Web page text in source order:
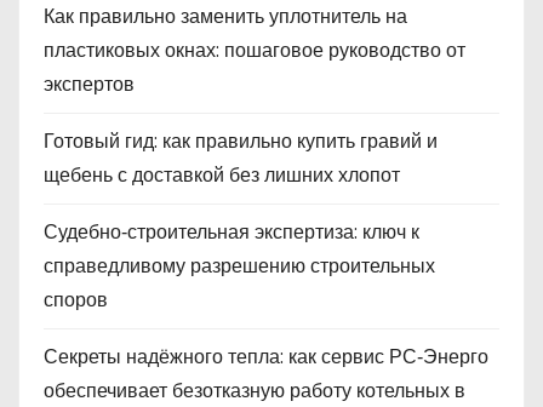
Как правильно заменить уплотнитель на
пластиковых окнах: пошаговое руководство от
экспертов
Готовый гид: как правильно купить гравий и
щебень с доставкой без лишних хлопот
Судебно‑строительная экспертиза: ключ к
справедливому разрешению строительных
споров
Секреты надёжного тепла: как сервис РС‑Энерго
обеспечивает безотказную работу котельных в